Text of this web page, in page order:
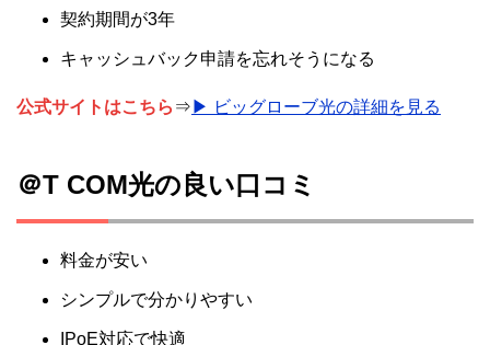
契約期間が3年
キャッシュバック申請を忘れそうになる
公式サイトはこちら ⇒ ▶ ビッグローブ光の詳細を見る
＠T COM光の良い口コミ
料金が安い
シンプルで分かりやすい
IPoE対応で快適